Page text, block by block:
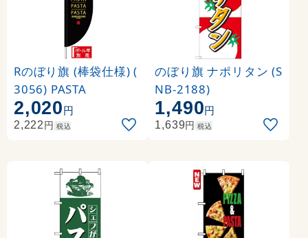
Rのぼり旗 (棒袋仕様) (
3056) PASTA
2,020円
2,222円 税込
のぼり旗 ナポリタン (S
NB-2188)
1,490円
1,639円 税込